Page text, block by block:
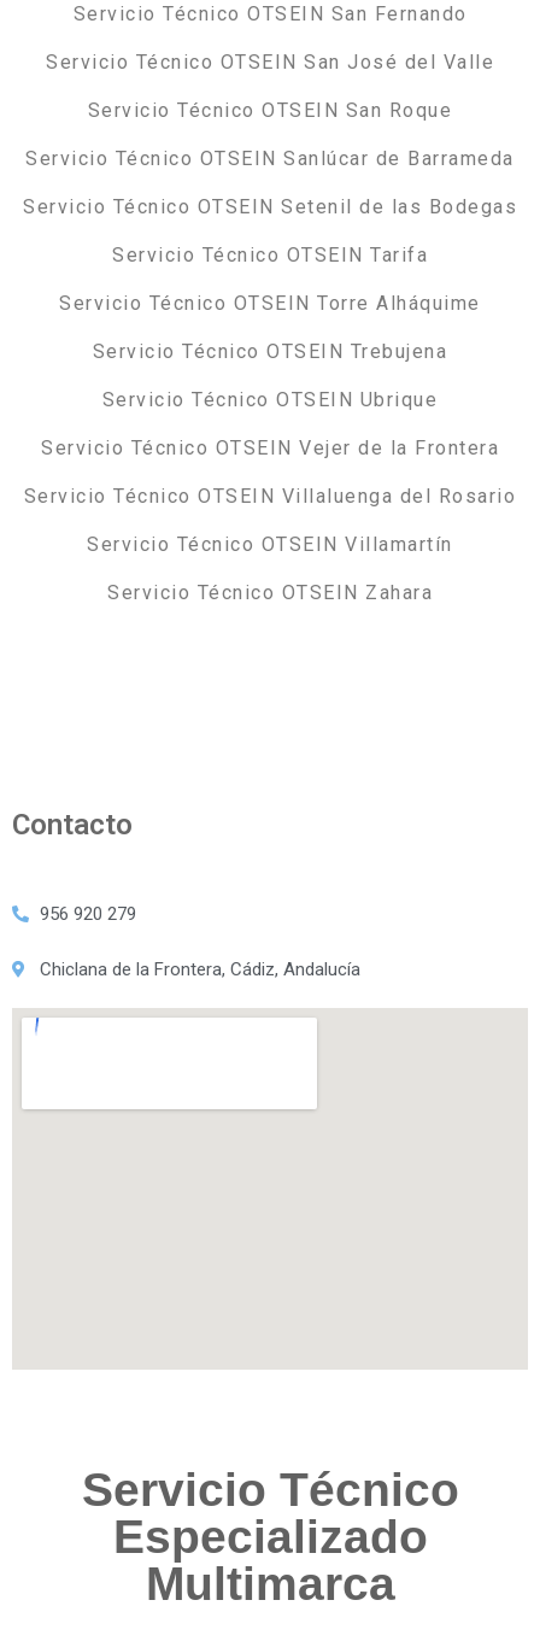
Servicio Técnico OTSEIN San Fernando
Servicio Técnico OTSEIN San José del Valle
Servicio Técnico OTSEIN San Roque
Servicio Técnico OTSEIN Sanlúcar de Barrameda
Servicio Técnico OTSEIN Setenil de las Bodegas
Servicio Técnico OTSEIN Tarifa
Servicio Técnico OTSEIN Torre Alháquime
Servicio Técnico OTSEIN Trebujena
Servicio Técnico OTSEIN Ubrique
Servicio Técnico OTSEIN Vejer de la Frontera
Servicio Técnico OTSEIN Villaluenga del Rosario
Servicio Técnico OTSEIN Villamartín
Servicio Técnico OTSEIN Zahara
Contacto
956 920 279
Chiclana de la Frontera, Cádiz, Andalucía
Servicio Técnico
Especializado
Multimarca